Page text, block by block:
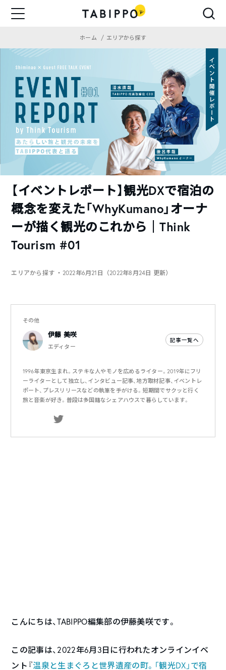
ホーム エリアから探す
【イベントレポート】観光DXで宿泊の
概念を変えた「WhyKumano」オーナ
ーが描く観光のこれから｜Think
Tourism #01
エリアから探す ・2022年6月21日（2022年8月24日 更新）
その他
伊藤 美咲
エディター
記事一覧へ
1996年東京生まれ。ステキな人やモノを広めるライター。2019年にフリ
ーライターとして独立し、インタビュー記事、地方取材記事、イベントレ
ポート、プレスリリースなどの執筆を手がける。短期間でサクッと行く
旅と音楽が好き。普段は多国籍なシェアハウスで暮らしています。
こんにちは、TABIPPO編集部の伊藤美咲です。
この記事は、2022年6月3日に行われたオンラインイベ
ント『温泉と生まぐろと世界遺産の町。「観光DX」で宿